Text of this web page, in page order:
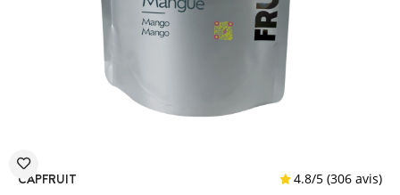
CAPFRUIT